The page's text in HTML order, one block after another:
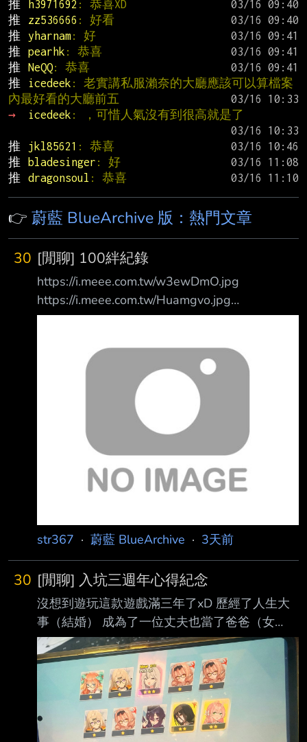
推 h3971692 : 恭喜XD
推
zz536666 : 好看
推
yharnam: 好
推
pearhk : 恭喜
推
NeQQ: 恭喜
推
icedeek : 老實講私服瀨奈的大廳應該可以算檔案
內最好看的大廳前五
→
icedeek : ，可惜人氣沒有到很高就是了
推
jkl85621 : 恭喜
推
bladesinger : 好
推
dragonsoul : 恭喜
👉 蔚藍 BlueArchive 版：熱門文章
30 [閒聊] 100絆紀錄
https://i.meee.com.tw/w3ewDmO.jpg
https://i.meee.com.tw/Huamgvo.jpg
https://i.meee.com.tw/AyjifWU.jpg
也一起給到50絆 一開始的動機也挺單純的 畢竟
當初會關注這遊戲就是因為在yt上被演算法推到
小劇場的shorts 後面入坑了知道絆值的機制後想
說"那來搞個五十絆不也挺好的" 結果就是用了兩
年半的時間到現在能成功在生日當天讓她100
str367 · 蔚藍 BlueArchive · 3天前
30 [閒聊] 入坑三週年心得紀念
沒想到遊玩這款遊戲滿三年了xD 歷經了人生大
事（結婚） 成為了一位丈夫也當了爸爸（女
兒） 檔案也算是陪伴我走了一段生活 （是的～
包含因檔案加入的社群） 人生體悟的層次豐富
不少 我覺得能夠這樣平凡且平安的一路走來 我
也算是一個很幸運的人 最近一井200抽0彩本來
已經打算退坑了 因為生活的忙碌和身分的轉變
實在也沒有時間/心力/金錢繼續玩 昨天早上多抽